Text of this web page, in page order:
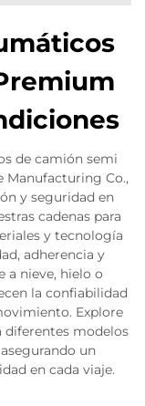
de camión semi
Manufacturing Co.,
y seguridad en
cadenas para
y tecnología
adherencia y
a nieve, hielo o
la confiabilidad
Explore
diferentes modelos
un
en cada viaje.